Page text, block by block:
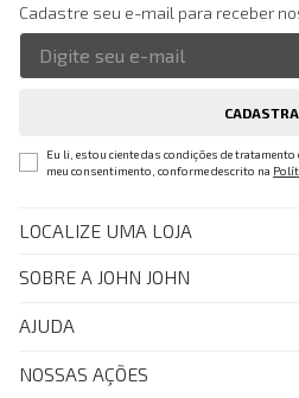
Cadastre seu e-mail para receber
Eu li, estou ciente das condições de
meu consentimento, conforme descrito na
LOCALIZE UMA LOJA
SOBRE A JOHN JOHN
Quem Somos
John John Club
AJUDA
FAQ
NOSSAS AÇÕES